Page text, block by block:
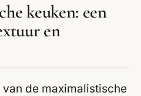
keuken: een
en
de maximalistische